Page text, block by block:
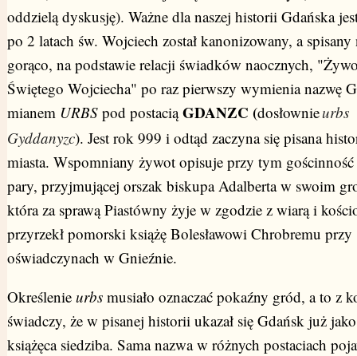
oddzielą dyskusję). Ważne dla naszej historii Gdańska
po 2 latach św. Wojciech został kanonizowany, a spisany
gorąco, na podstawie relacji świadków naocznych,
Świętego Wojciecha" po raz pierwszy wymienia nazwę
mianem URBSpod postaciąGDANZC (dosłownieurbs
Gyddanyzc). Jest rok 999 i odtąd zaczyna się pisana
miasta. Wspomniany żywot opisuje przy tym gościnność
pary, przyjmującej orszak biskupa Adalberta w swoim
która za sprawą Piastówny żyje w zgodzie z wiarą i
przyrzekł pomorski książę Bolesławowi Chrobremu przy
oświadczynach w Gnieźnie.
Określenie urbs musiało oznaczać pokaźny gród, a to z
świadczy, że w pisanej historii ukazał się Gdańsk już
książęca siedziba. Sama nazwa w różnych postaciach